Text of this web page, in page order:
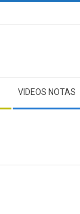
VIDEOS NOTAS